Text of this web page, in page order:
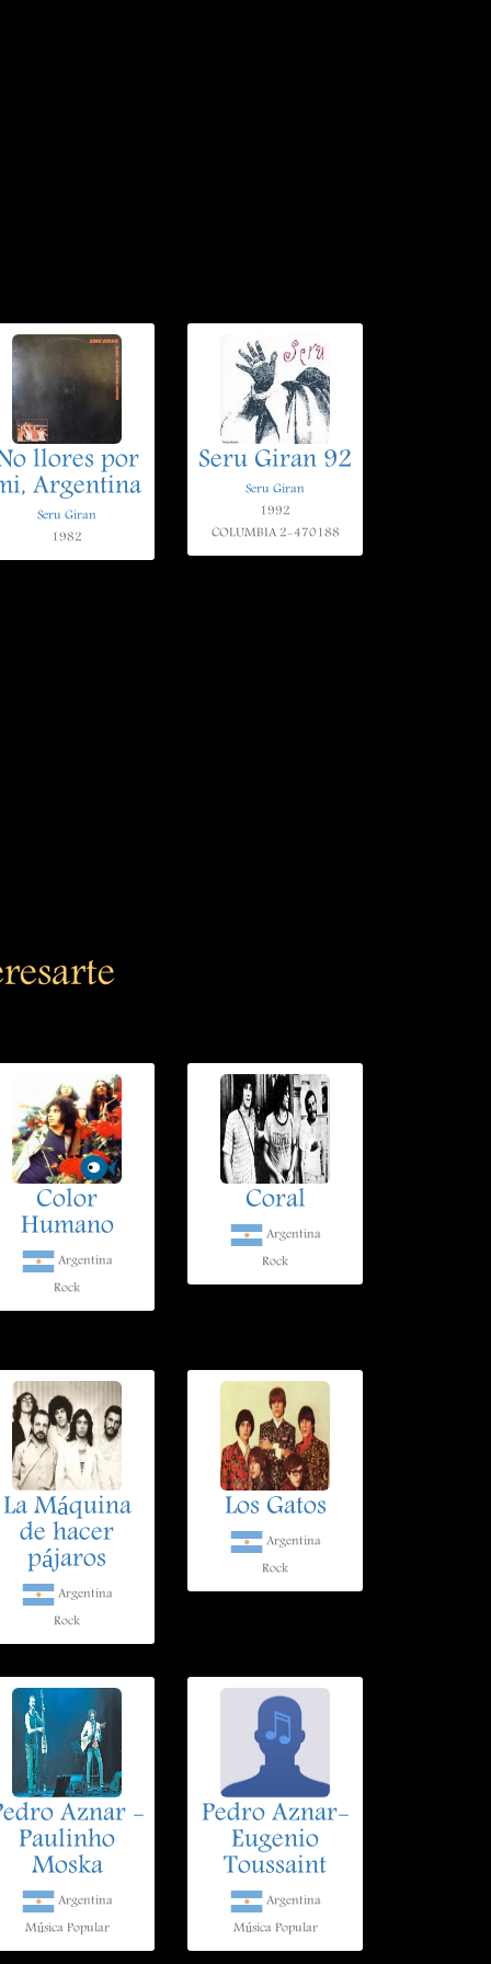
llores por
Argentina
Seru Giran
1982
Seru Giran 92
Seru Giran
1992
COLUMBIA 2-470188
Color
Humano
Argentina
Rock
Coral
Argentina
Rock
La Máquina
de hacer
pájaros
Argentina
Rock
Los Gatos
Argentina
Rock
Aznar -
Paulinho
Moska
Argentina
Música Popular
Pedro Aznar-
Eugenio
Toussaint
Argentina
Música Popular